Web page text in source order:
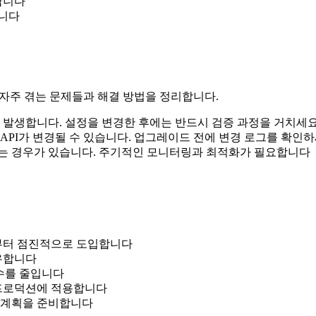
다
주 겪는 문제들과 해결 방법을 정리합니다.
생합니다. 설정을 변경한 후에는 반드시 검증 과정을 거치세
가 변경될 수 있습니다. 업그레이드 전에 변경 로그를 확인하
경우가 있습니다. 주기적인 모니터링과 최적화가 필요합니다
점진적으로 도입합니다
합니다
를 줄입니다
덕션에 적용합니다
획을 준비합니다